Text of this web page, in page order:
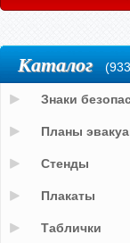
Каталог
Знаки
Планы
Стенды
Плакаты
Таблички